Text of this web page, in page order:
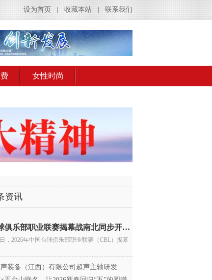
联系我们
收藏本站
设为首页
女性时尚
资讯
中国台球俱乐部职业联赛揭幕战南北同步开杆 首届CBL
，2026年中国台球俱乐部职业联赛（CBL）揭幕
装备（江西）有限公司超声主轴研发和生产项